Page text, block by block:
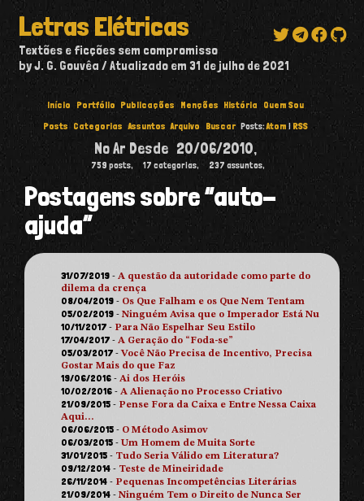
Letras Elétricas
Textões e ficções sem compromisso
by J. G. Gouvêa
Atualizado em31 de julho de 2021
Início Portfólio Publicações Menções História
Quem Sou
Posts Categorias Assuntos Arquivo Buscar Posts:Atom | RSS
No Ar Desde 20/06/2010,
759 posts, 17 categorias, 237 assuntos,
Postagens sobre “auto-
ajuda”
31/07/2019 -A questão da autoridade como parte do
dilema da crença
08/04/2019 - Os Que Falham e os Que Nem Tentam
05/02/2019 -Ninguém Avisa que o Imperador Está Nu
10/11/2017 - Para Não Espelhar Seu Estilo
17/04/2017 -A Geração do “Foda-se”
05/03/2017 -Você Não Precisa de Incentivo, Precisa
Gostar Mais do que Faz
19/06/2016 -Ai dos Heróis
10/02/2016 -A Alienação no Processo Criativo
21/09/2015 - Pense Fora da Caixa e Entre Nessa Caixa
Aqui…
06/06/2015 - O Método Asimov
06/03/2015 -Um Homem de Muita Sorte
31/01/2015 - Tudo Seria Válido em Literatura?
09/12/2014 - Teste de Mineiridade
26/11/2014 - Pequenas Incompetências Literárias
21/09/2014 -Ninguém Tem o Direito de Nunca Ser